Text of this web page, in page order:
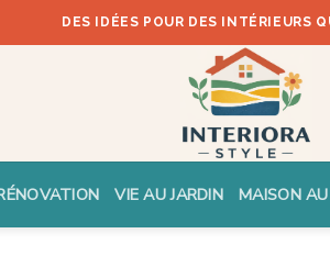
DES IDÉES POUR DES INTÉRIEURS
VIE AU JARDIN MAISON